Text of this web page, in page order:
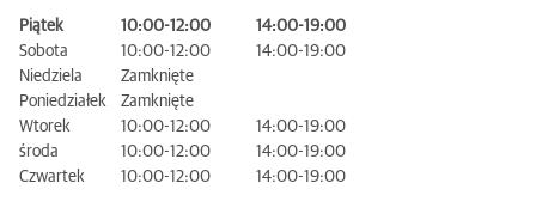
Piątek 10:00-12:00
14:00-19:00
Sobota
10:00-12:00
14:00-19:00
Niedziela
Zamknięte
Poniedziałek
Zamknięte
Wtorek
10:00-12:00
14:00-19:00
środa
10:00-12:00
14:00-19:00
Czwartek
10:00-12:00 14:00-19:00